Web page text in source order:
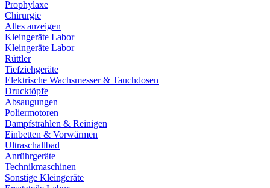
Prophylaxe
Chirurgie
Alles anzeigen
Kleingeräte Labor
Kleingeräte Labor
Rüttler
Tiefziehgeräte
Elektrische Wachsmesser & Tauchdosen
Drucktöpfe
Absaugungen
Poliermotoren
Dampfstrahlen & Reinigen
Einbetten & Vorwärmen
Ultraschallbad
Anrührgeräte
Technikmaschinen
Sonstige Kleingeräte